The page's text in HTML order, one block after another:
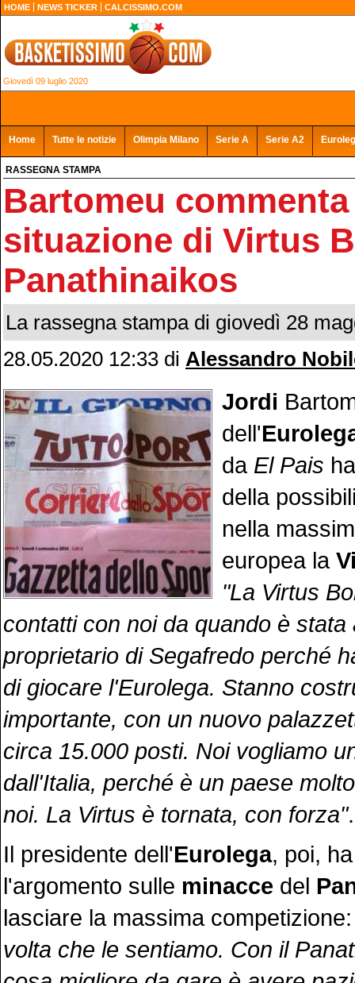
HOME NEWS TICKER CALCISSIMO.COM
Giovedì 09 luglio 2020
Home Tutte le notizie Olimpia Milano Serie A Serie A2
RASSEGNA STAMPA
Bartomeu
situazione di Virtus
Panathinaikos
La rassegna stampa di giovedì 28
28.05.2020 12:33 di Alessandro
Jordi
dell'
da El Pais
della
nella
europea la
"La Virtus
contatti con noi da quando è stata
proprietario di Segafredo perché
di giocare l'Eurolega. Stanno
importante, con un nuovo
circa 15.000 posti. Noi vogliamo
dall'Italia, perché è un paese
noi. La Virtus è tornata, con forza".
Il presidente dell'Eurolega, poi,
l'argomento sulle minacce del
lasciare la massima
volta che le sentiamo. Con il